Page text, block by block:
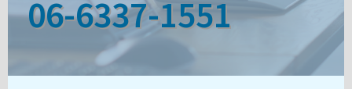
06-6337-1551